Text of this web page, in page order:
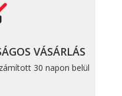
VÁSÁRLÁS
30 napon belül